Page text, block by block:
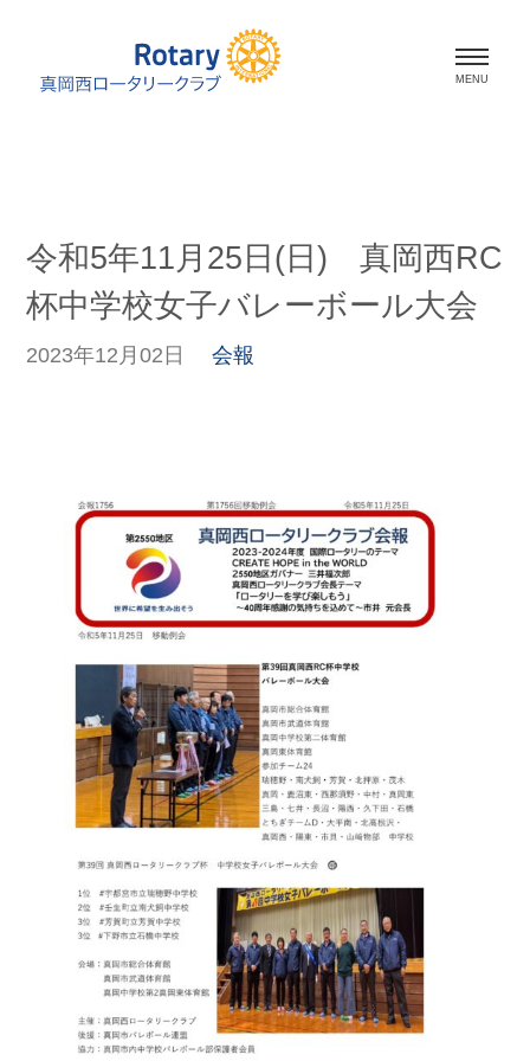
令和5年11月25日(日) 真岡西RC
杯中学校女子バレーボール大会
2023年12月02日 会報
会員紹介
お問合せ
HOME
県）